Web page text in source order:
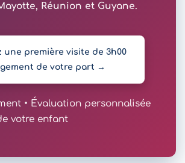
Réunion et Guyane.
une première visite de 3h00
de votre part →
• Évaluation personnalisée
votre enfant